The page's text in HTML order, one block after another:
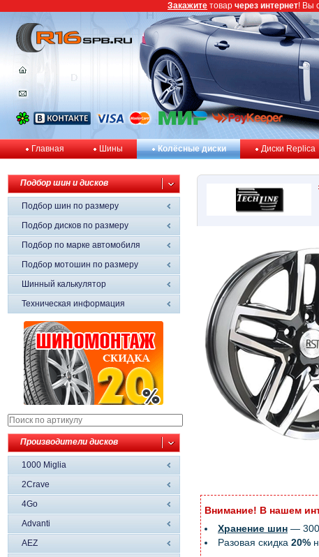
Главная Шины Колёсные диски Диски Replica
Подбор шин и дисков
Подбор шин по размеру
Подбор дисков по размеру
Подбор по марке автомобиля
Подбор мотошин по размеру
Шинный калькулятор
Техническая информация
Производители дисков
1000 Miglia
2Crave
4Go
Advanti
AEZ
Внимание! В нашем
Хранение шин —
Разовая скидка 20%
Закажите товар через интернет! Вы